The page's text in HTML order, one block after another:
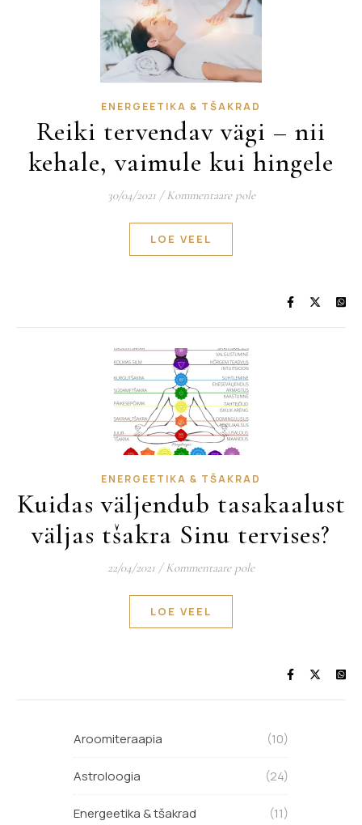
ENERGEETIKA & TŠAKRAD
Reiki tervendav vägi – nii
kehale, vaimule kui hingele
30/04/2021 / Kommentaare pole
LOE VEEL
ENERGEETIKA & TŠAKRAD
Kuidas väljendub tasakaalust
väljas tšakra Sinu tervises?
22/04/2021 / Kommentaare pole
LOE VEEL
Aroomiteraapia (10)
Astroloogia (24)
Energeetika & tšakrad (11)